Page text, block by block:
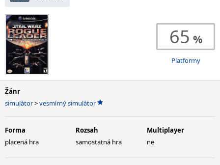
65
Platformy
Žánr
simulátor>vesmírný simulátor
Forma
placená hra
Rozsah
samostatná hra
Multiplayer
ne